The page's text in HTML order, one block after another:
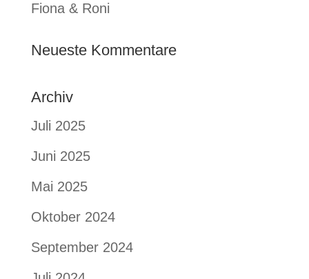
Fiona & Roni
Neueste Kommentare
Archiv
Juli 2025
Juni 2025
Mai 2025
Oktober 2024
September 2024